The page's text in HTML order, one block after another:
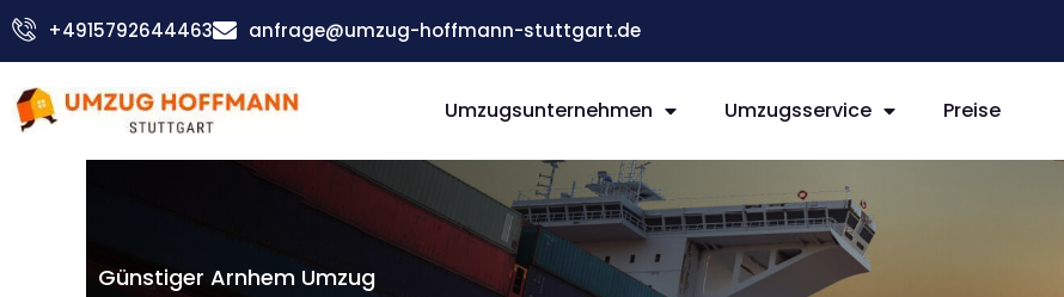
Zum
Inhalt
+4915792644463 anfrage@umzug-hoffmann-stuttgart.de
Umzugsunternehmen Umzugsservice Preise
Günstiger Arnhem Umzug